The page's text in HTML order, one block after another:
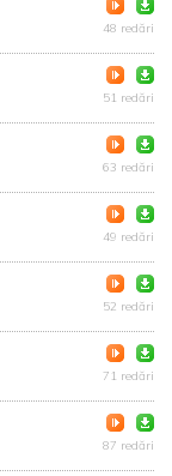
48 redări
51 redări
63 redări
49 redări
52 redări
71 redări
87 redări